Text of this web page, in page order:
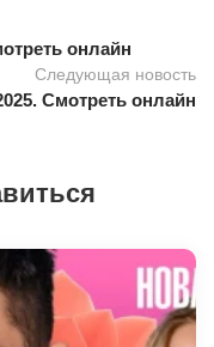
онлайн
Следующая новость
Смотреть онлайн